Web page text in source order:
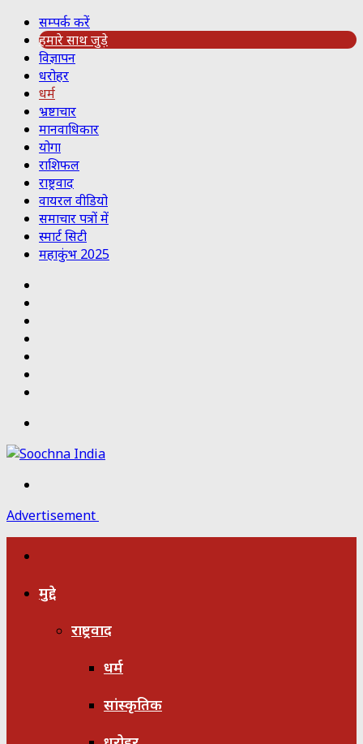
सम्पर्क करें
हमारे साथ जुड़े
विज्ञापन
धरोहर
धर्म
भ्रष्टाचार
मानवाधिकार
योगा
राशिफल
राष्ट्रवाद
वायरल वीडियो
समाचार पत्रों में
स्मार्ट सिटी
महाकुंभ 2025
Advertisement
मुद्दे
राष्ट्रवाद
धर्म
सांस्कृतिक